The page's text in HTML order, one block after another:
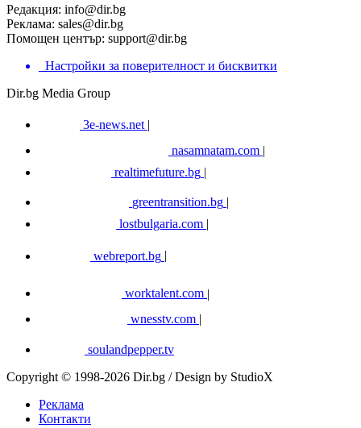
Редакция: info@dir.bg
Реклама: sales@dir.bg
Помощен център: support@dir.bg
Настройки за поверителност и бисквитки
Dir.bg Media Group
3e-news.net |
nasamnatam.com |
realtimefuture.bg |
greentransition.bg |
lostbulgaria.com |
webreport.bg
worktalent.com |
wnesstv.com |
soulandpepper.tv
Copyright © 1998-2026 Dir.bg / Design by StudioX
Реклама
Контакти